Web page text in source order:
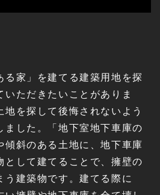
る家」を建てる建築用地を探
ただきたいことがありま
を探して後悔されないよう
ました。「地下室地下車庫の
傾斜のある土地に、地下車庫
として建てることで、擁壁の
う建築物です。建てる際に